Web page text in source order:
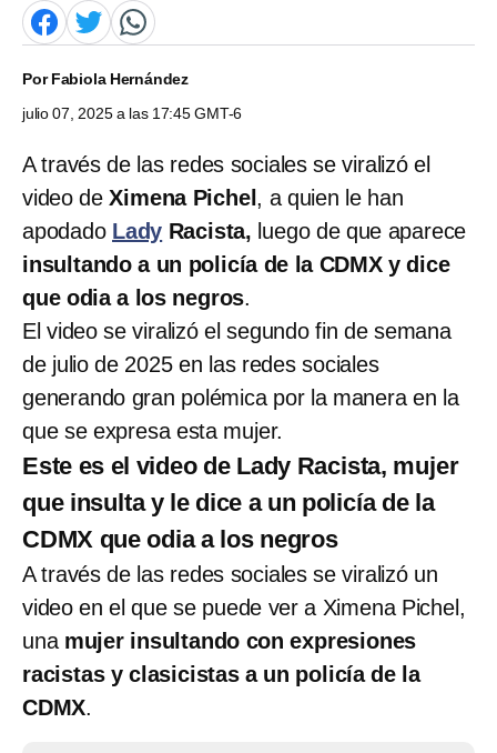
PorFabiola Hernández
julio 07, 2025 a las 17:45 GMT-6
A través de las redes sociales se viralizó el
video deXimena Pichel , a quien le han
apodado Lady Racista, luego de que aparece
insultando a un policía de la CDMX y dice
que odia a los negros.
El video se viralizó el segundo fin de semana
de julio de 2025 en las redes sociales
generando gran polémica por la manera en la
que se expresa esta mujer.
Este es el video de Lady Racista, mujer
que insulta y le dice a un policía de la
CDMX que odia a los negros
A través de las redes sociales se viralizó un
video en el que se puede ver a Ximena Pichel,
una mujer insultando con expresiones
racistas y clasicistas a un policía de la
CDMX.